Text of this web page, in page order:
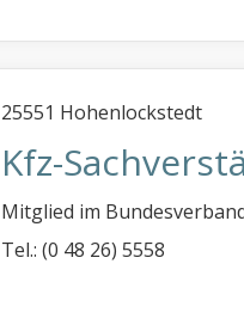
25551 Hohenlockstedt
Kfz-
Mitglied im
Tel.: (0 48 26) 5558